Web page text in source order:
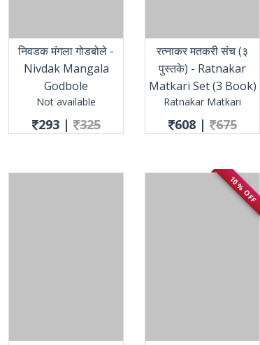
निवडक मंगला गोडबोले -
Nivdak Mangala
Godbole
Not available
293 | 325
रत्नाकर मतकरी संच (३
पुस्तके) - Ratnakar
Matkari Set (3 Book)
Ratnakar Matkari
608 | 675
10 % OFF